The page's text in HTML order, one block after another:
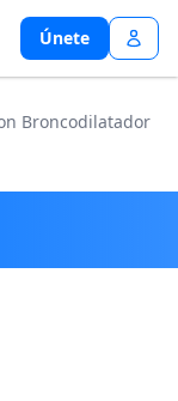
Únete
Únete
Broncodilatador